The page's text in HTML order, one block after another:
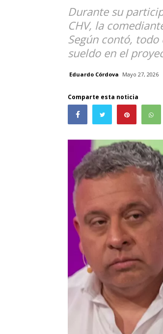
Durante su
CHV, la
Según contó,
sueldo en el
Eduardo Córdova Mayo 27, 2026
Comparte esta noticia